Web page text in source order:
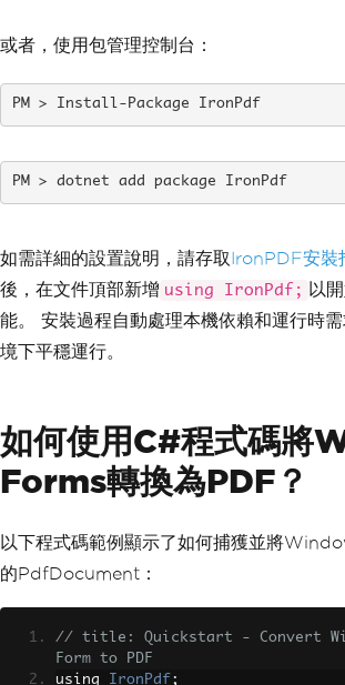
或者，使用包管理控制台：
Install-Package IronPdf
dotnet add package IronPdf
如需詳細的設置說明，請存取IronPDF安裝
後，在文件頂部新增 using IronPdf;
以
能。 安裝過程自動處理本機依賴和運行時
境下平穩運行。
如何使用C#程式碼將
Forms轉換為PDF？
以下程式碼範例顯示了如何捕獲並將
的PdfDocument：
// title: Quickstart - Convert
Form to PDF
using IronPdf ;